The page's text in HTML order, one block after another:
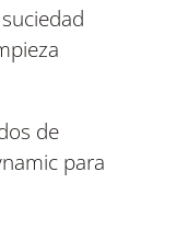
de
para